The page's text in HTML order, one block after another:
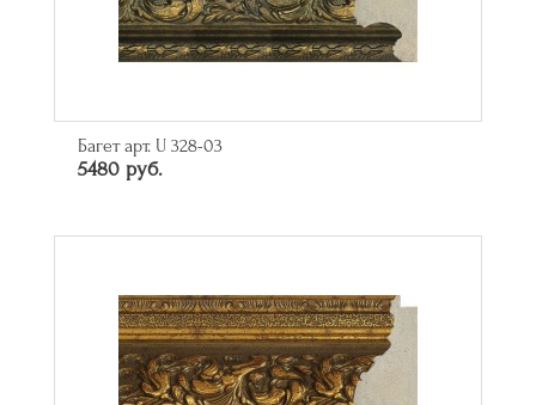
Багет арт. U 328-03
5480 руб.